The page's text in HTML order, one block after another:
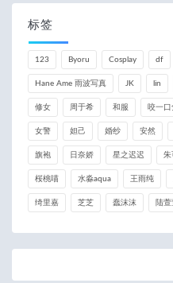
标签
123 Byoru Cosplay df
Hane Ame 雨波写真 JK lin
修女 周于希 和服 咬一口
女警 妲己 婚纱 安然
旗袍 日奈娇 星之迟迟 朱
桜桃喵 水淼aqua 王雨纯
绮里嘉 芝芝 蠢沫沫 陆萱